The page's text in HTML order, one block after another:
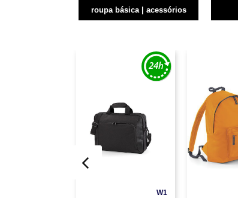
roupa básica | acessórios
W1